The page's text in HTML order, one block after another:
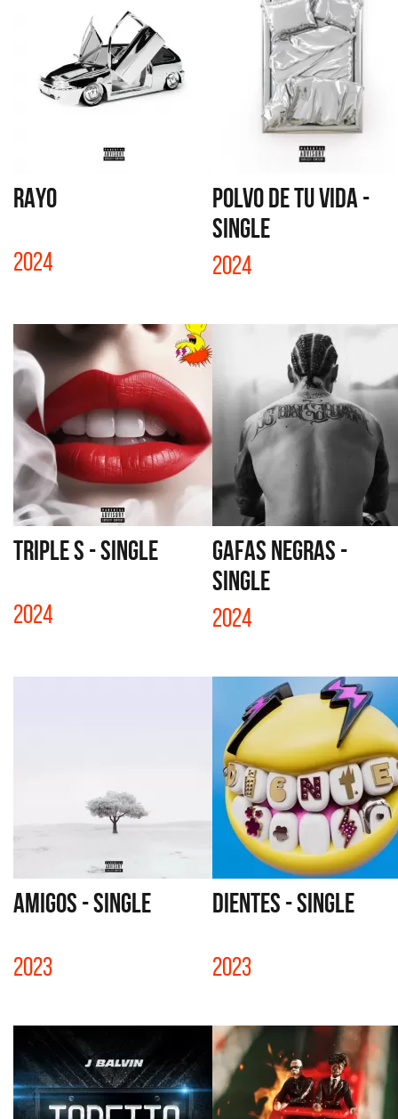
RAYO
2024
POLVO DE TU VIDA -
SINGLE
2024
TRIPLE S - SINGLE
2024
GAFAS NEGRAS -
SINGLE
2024
AMIGOS - SINGLE
2023
DIENTES - SINGLE
2023